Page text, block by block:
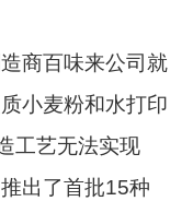
商百味来公司就
小麦粉和水打印
工艺无法实现
出了首批15种